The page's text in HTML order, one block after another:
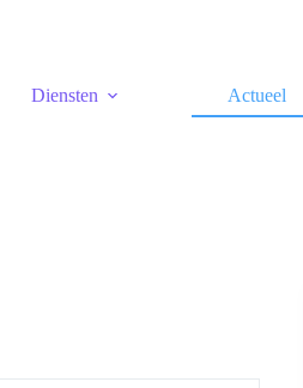
Diensten Actueel